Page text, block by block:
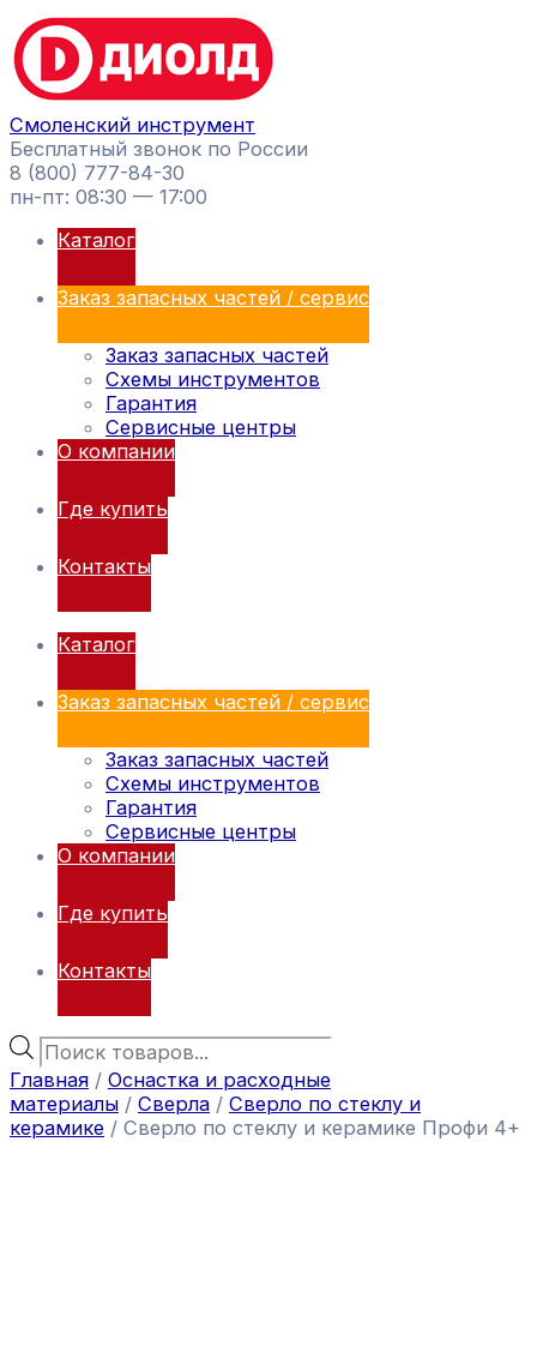
Перейти
к
содержимому
Смоленский инструмент
Бесплатный звонок по России
8 (800) 777-84-30
пн-пт: 08:30 — 17:00
Каталог
Заказ запасных частей / сервис
Заказ запасных частей
Схемы инструментов
Гарантия
Сервисные центры
О компании
Где купить
Контакты
Каталог
Заказ запасных частей / сервис
Заказ запасных частей
Схемы инструментов
Гарантия
Сервисные центры
О компании
Где купить
Контакты
Поиск
товаров
Главная / Оснастка и расходные
материалы / Сверла / Сверло по стеклу и
керамике / Сверло по стеклу и керамике Профи 4+